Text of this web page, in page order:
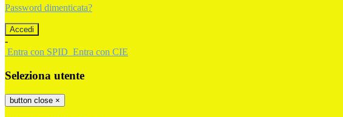
Password dimenticata?
-
Entra con SPID Entra con CIE
Seleziona utente
button close ×